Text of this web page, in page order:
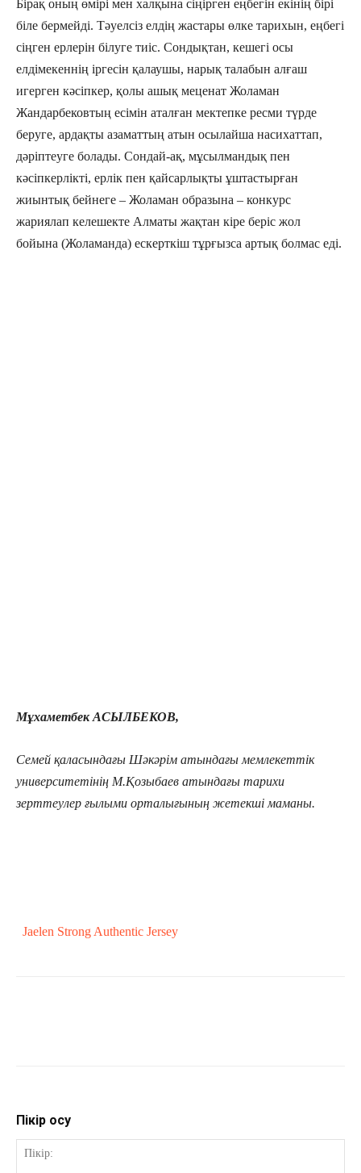
Бірақ оның өмірі мен халқына сіңірген еңбегін екінің бірі
біле бермейді. Тәуелсіз елдің жастары өлке тарихын, еңбегі
сіңген ерлерін білуге тиіс. Сондықтан, кешегі осы
елдімекеннің іргесін қалаушы, нарық талабын алғаш
игерген кәсіпкер, қолы ашық меценат Жоламан
Жандарбековтың есімін аталған мектепке ресми түрде
беруге, ардақты азаматтың атын осылайша насихаттап,
дәріптеуге болады. Сондай-ақ, мұсылмандық пен
кәсіпкерлікті, ерлік пен қайсарлықты ұштастырған
жиынтық бейнеге – Жоламан образына – конкурс
жариялап келешекте Алматы жақтан кіре беріс жол
бойына (Жоламанда) ескерткіш тұрғызса артық болмас еді.
Мұхаметбек АСЫЛБЕКОВ,
Семей қаласындағы Шәкәрім атындағы мемлекеттік
университетінің М.Қозыбаев атындағы тарихи
зерттеулер ғылыми орталығының жетекші маманы.
Jaelen Strong Authentic Jersey
Пікір қосу